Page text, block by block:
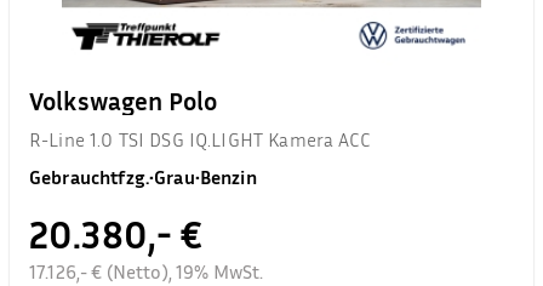
Volkswagen Polo
R-Line 1.0 TSI DSG IQ.LIGHT Kamera ACC
Gebrauchtfzg.•Grau•Benzin
20.380,- €
17.126,- € (Netto), 19% MwSt.